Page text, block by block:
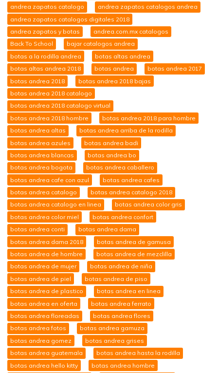
andrea zapatos catalogo
andrea zapatos catalogos andrea
andrea zapatos catalogos digitales 2018
andrea zapatos y botas
andrea.com.mx catalogos
Back To School
bajar catalogos andrea
botas a la rodilla andrea
botas altas andrea
botas altas andrea 2018
botas andrea
botas andrea 2017
botas andrea 2018
botas andrea 2018 bajas
botas andrea 2018 catalogo
botas andrea 2018 catalogo virtual
botas andrea 2018 hombre
botas andrea 2018 para hombre
botas andrea altas
botas andrea arriba de la rodilla
botas andrea azules
botas andrea badi
botas andrea blancas
botas andrea bo
botas andrea bogota
botas andrea caballero
botas andrea cafe con azul
botas andrea cafes
botas andrea catalogo
botas andrea catalogo 2018
botas andrea catalogo en linea
botas andrea color gris
botas andrea color miel
botas andrea confort
botas andrea conti
botas andrea dama
botas andrea dama 2018
botas andrea de gamusa
botas andrea de hombre
botas andrea de mezclilla
botas andrea de mujer
botas andrea de niña
botas andrea de piel
botas andrea de piso
botas andrea de plastico
botas andrea en linea
botas andrea en oferta
botas andrea ferrato
botas andrea floreadas
botas andrea flores
botas andrea fotos
botas andrea gamuza
botas andrea gomez
botas andrea grises
botas andrea guatemala
botas andrea hasta la rodilla
botas andrea hello kitty
botas andrea hombre